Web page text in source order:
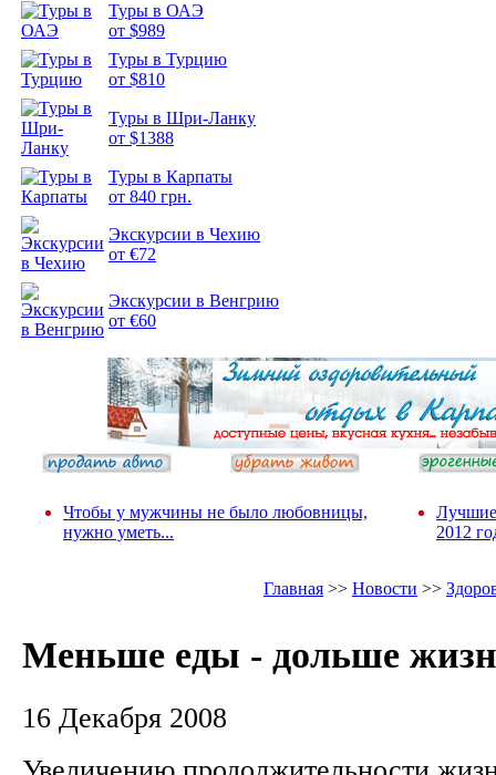
Туры в ОАЭ
от $989
Туры в Турцию
от $810
Туры в Шри-Ланку
от $1388
Туры в Карпаты
от 840 грн.
Экскурсии в Чехию
от €72
Экскурсии в Венгрию
от €60
Чтобы у мужчины не было любовницы,
нужно уметь...
Лучшие
2012
Главная >> Новости >>
Меньше еды - дольше
16 Декабря 2008